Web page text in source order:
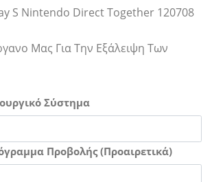
S Nintendo Direct Together 120708
Μας Για Την Εξάλειψη Των
Σύστημα
Προβολής (Προαιρετικά)